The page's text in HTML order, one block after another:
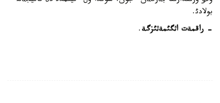
بولادئ.
- راقمةت اثگئمةثئزگة.